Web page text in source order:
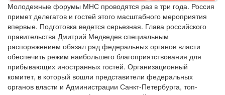
Молодежные форумы МНС проводятся раз в три года. Россия
примет делегатов и гостей этого масштабного мероприятия
впервые. Подготовка ведется серьезная. Глава российского
правительства Дмитрий Медведев специальным
распоряжением обязал ряд федеральных органов власти
обеспечить режим наибольшего благоприятствования для
прибывающих иностранных гостей. Организационный
комитет, в который вошли представители федеральных
органов власти и Администрации Санкт-Петербурга, топ-